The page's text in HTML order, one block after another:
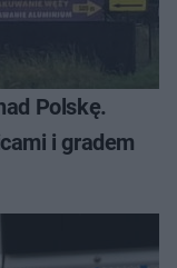
Polskę.
i gradem